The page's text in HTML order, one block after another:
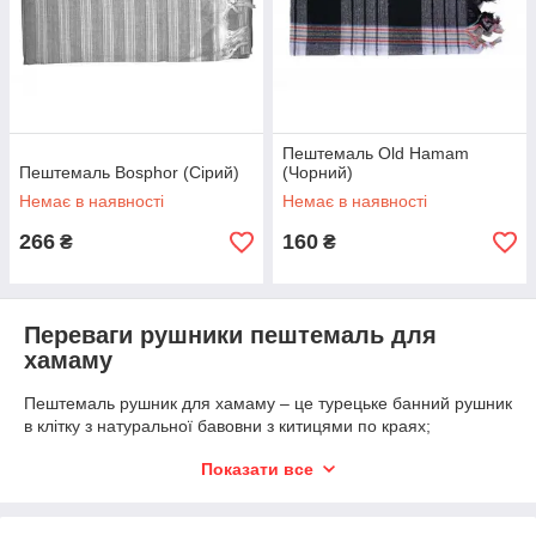
Пешетмаль салатового кольору
200х180 см За рахунок використання якісної сировини,
турецький текстиль не потребує особливого догляду.
можна використовувати звичайні програми для
Пештемаль Bosphor (Сірий)
Немає в наявності
266 ₴
Пештемаль Old Hamam
(Чорний)
Немає в наявності
160 ₴
Переваги рушники пештемаль для
хамаму
Пештемаль рушник для хамаму – це турецьке банний рушник
в клітку з натуральної бавовни з китицями по краях;
старовину було атрибутом розкоші. За і якістю тканини
Показати все